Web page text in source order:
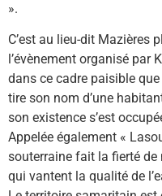
».
C’est au lieu-dit Mazières
l’évènement organisé par
dans ce cadre paisible
tire son nom d’une
son existence s’est
Appelée également «
souterraine fait la fierté
qui vantent la qualité de